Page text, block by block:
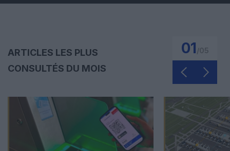
ARTICLES LES PLUS
CONSULTÉS DU MOIS
01